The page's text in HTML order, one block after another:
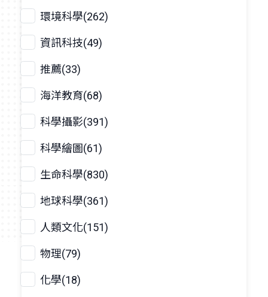
環境科學(262)
資訊科技(49)
推薦(33)
海洋教育(68)
科學攝影(391)
科學繪圖(61)
生命科學(830)
地球科學(361)
人類文化(151)
物理(79)
化學(18)